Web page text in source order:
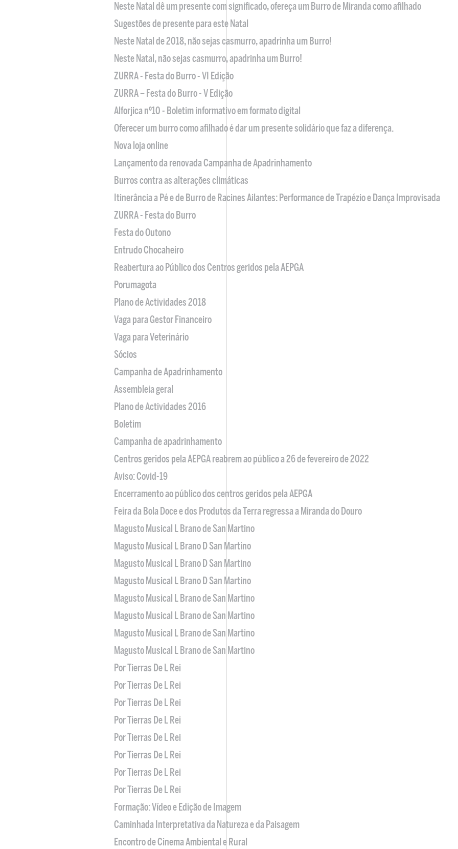
Neste Natal dê um presente com significado, ofereça um Burro de Miranda como afilhado
Sugestões de presente para este Natal
Neste Natal de 2018, não sejas casmurro, apadrinha um Burro!
Neste Natal, não sejas casmurro, apadrinha um Burro!
ZURRA - Festa do Burro - VI Edição
ZURRA – Festa do Burro - V Edição
Alforjica nº10 - Boletim informativo em formato digital
Oferecer um burro como afilhado é dar um presente solidário que faz a diferença.
Nova loja online
Lançamento da renovada Campanha de Apadrinhamento
Burros contra as alterações climáticas
Itinerância a Pé e de Burro de Racines Ailantes: Performance de Trapézio e Dança Improvisada
ZURRA - Festa do Burro
Festa do Outono
Entrudo Chocaheiro
Reabertura ao Público dos Centros geridos pela AEPGA
Porumagota
Plano de Actividades 2018
Vaga para Gestor Financeiro
Vaga para Veterinário
Sócios
Campanha de Apadrinhamento
Assembleia geral
Plano de Actividades 2016
Boletim
Campanha de apadrinhamento
Centros geridos pela AEPGA reabrem ao público a 26 de fevereiro de 2022
Aviso: Covid-19
Encerramento ao público dos centros geridos pela AEPGA
Feira da Bola Doce e dos Produtos da Terra regressa a Miranda do Douro
Magusto Musical L Brano de San Martino
Magusto Musical L Brano D San Martino
Magusto Musical L Brano D San Martino
Magusto Musical L Brano D San Martino
Magusto Musical L Brano de San Martino
Magusto Musical L Brano de San Martino
Magusto Musical L Brano de San Martino
Magusto Musical L Brano de San Martino
Por Tierras De L Rei
Por Tierras De L Rei
Por Tierras De L Rei
Por Tierras De L Rei
Por Tierras De L Rei
Por Tierras De L Rei
Por Tierras De L Rei
Por Tierras De L Rei
Formação: Vídeo e Edição de Imagem
Caminhada Interpretativa da Natureza e da Paisagem
Encontro de Cinema Ambiental e Rural